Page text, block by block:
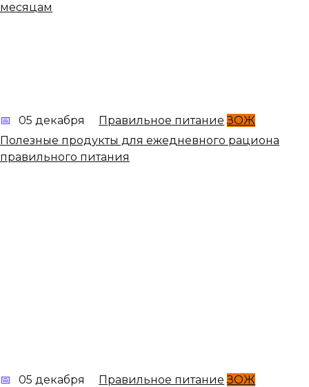
месяцам
05 декабря Правильное питание ЗОЖ
Полезные продукты для ежедневного рациона
правильного питания
05 декабря Правильное питание ЗОЖ